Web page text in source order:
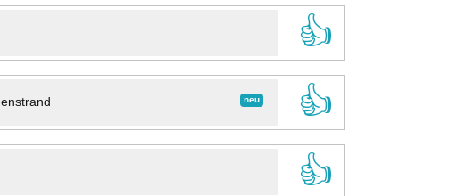
👍
neu
👍
👍